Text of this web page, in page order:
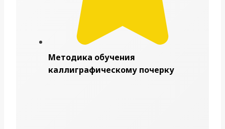
Методика обучения
каллиграфическому почерку